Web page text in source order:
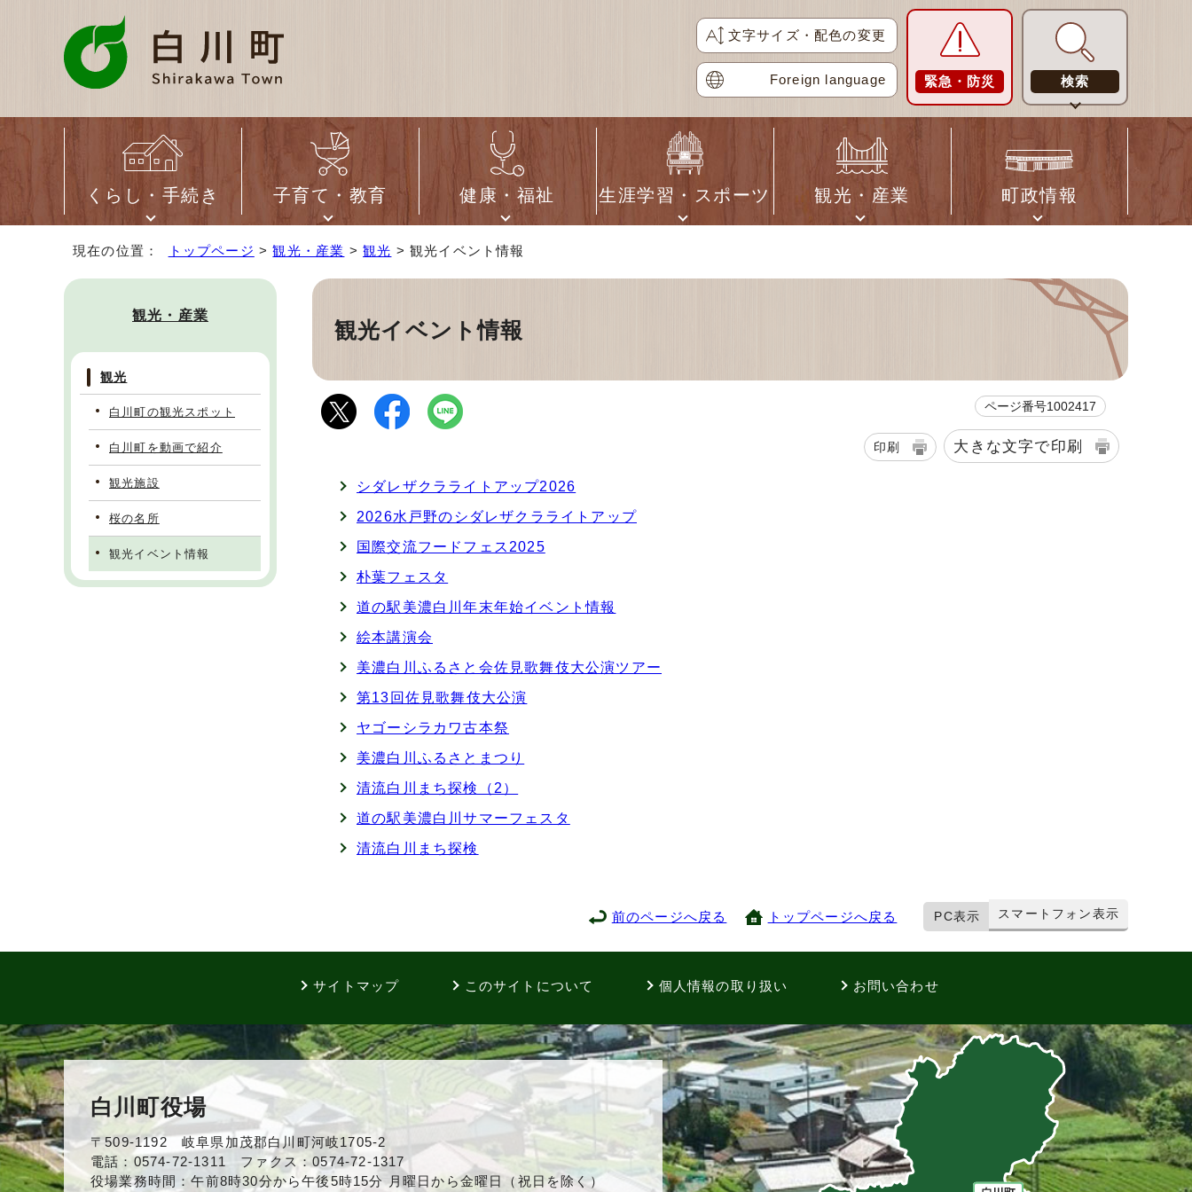
文字サイズ・配色の変更
Foreign language 緊急・防災 検索
くらし・手続き 子育て・教育 健康・福祉 生涯学習・スポーツ 観光・産業 町政情報
現在の位置： トップページ >観光・産業 >観光 > 観光イベント情報
観光イベント情報
ページ番号1002417
印刷 大きな文字で印刷
シダレザクラライトアップ2026
2026水戸野のシダレザクラライトアップ
国際交流フードフェス2025
朴葉フェスタ
道の駅美濃白川年末年始イベント情報
絵本講演会
美濃白川ふるさと会佐見歌舞伎大公演ツアー
第13回佐見歌舞伎大公演
ヤゴーシラカワ古本祭
美濃白川ふるさとまつり
清流白川まち探検（2）
道の駅美濃白川サマーフェスタ
清流白川まち探検
観光・産業
観光
白川町の観光スポット
白川町を動画で紹介
観光施設
桜の名所
観光イベント情報
前のページへ戻る トップページへ戻る PC表示 スマートフォン表示
サイトマップ このサイトについて 個人情報の取り扱い お問い合わせ
白川町役場
〒509-1192 岐阜県加茂郡白川町河岐1705-2
電話：0574-72-1311 ファクス：0574-72-1317
役場業務時間：午前8時30分から午後5時15分 月曜日から金曜日（祝日を除く）